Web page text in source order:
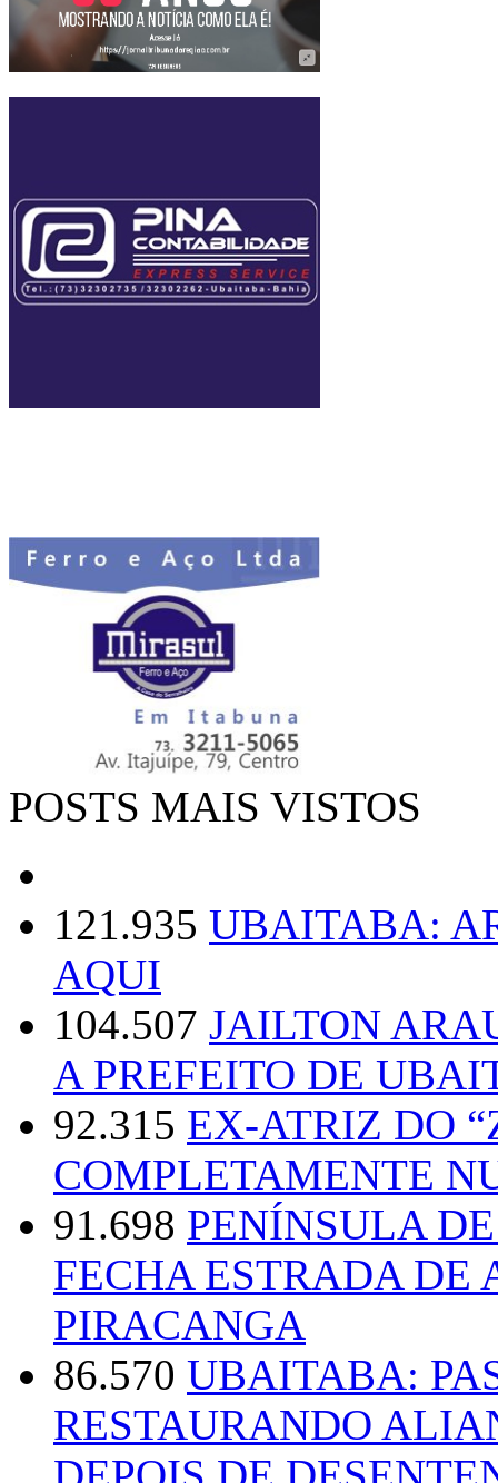
POSTS MAIS VISTOS
121.935 UBAITABA:
AQUI
104.507 JAILTON
A PREFEITO DE
92.315 EX-ATRIZ DO
COMPLETAMENTE
91.698 PENÍNSULA
FECHA ESTRADA DE
PIRACANGA
86.570 UBAITABA:
RESTAURANDO